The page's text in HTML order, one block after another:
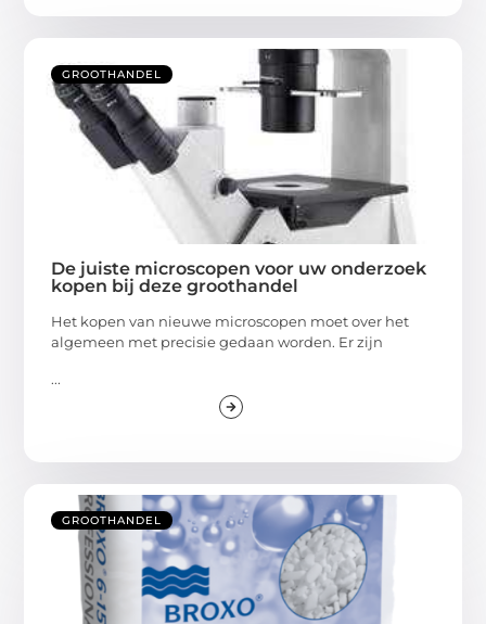
GROOTHANDEL
De juiste microscopen voor uw onderzoek
kopen bij deze groothandel
Het kopen van nieuwe microscopen moet over het
algemeen met precisie gedaan worden. Er zijn
...
GROOTHANDEL